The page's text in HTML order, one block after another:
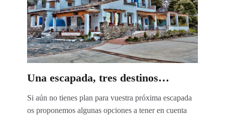
Una escapada, tres destinos…
Si aún no tienes plan para vuestra próxima escapada
os proponemos algunas opciones a tener en cuenta